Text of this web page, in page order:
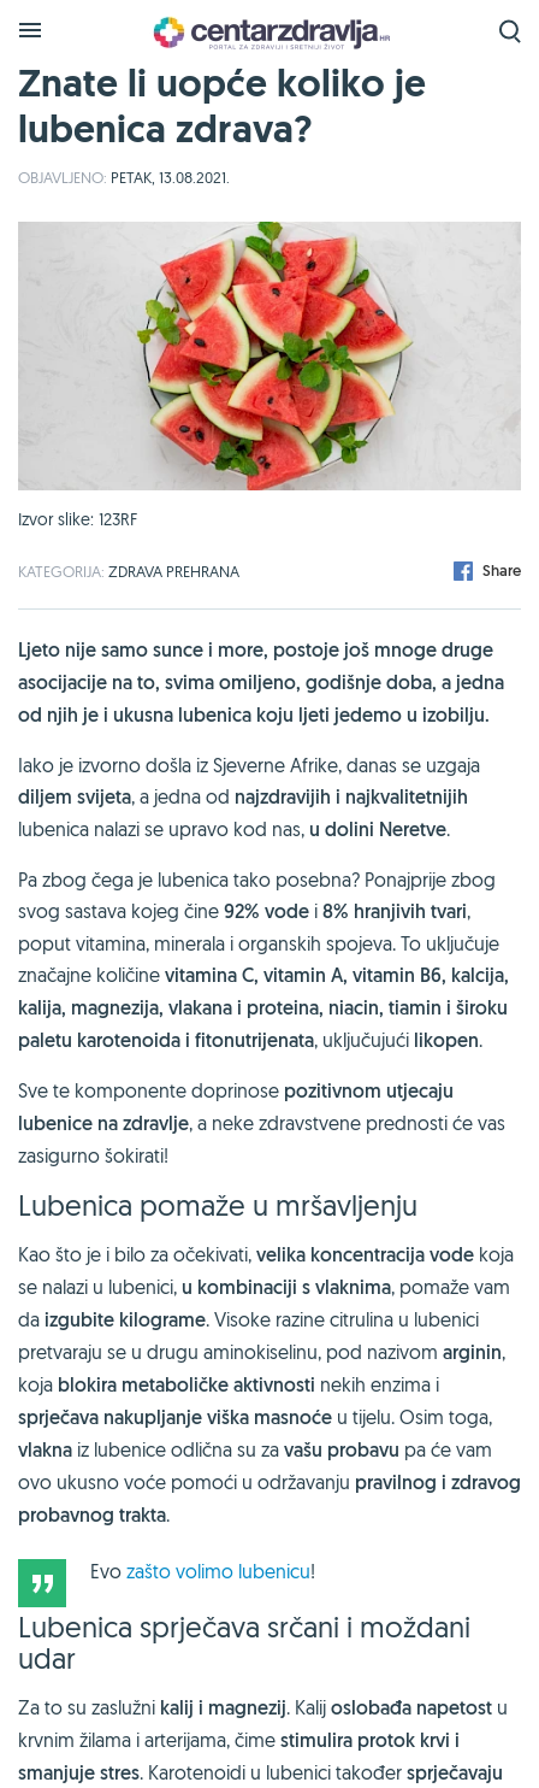
Znate li uopće koliko je
lubenica zdrava?
OBJAVLJENO: PETAK, 13.08.2021.
Izvor slike: 123RF
KATEGORIJA: ZDRAVA PREHRANA Share
Ljeto nije samo sunce i more, postoje još mnoge druge
asocijacije na to, svima omiljeno, godišnje doba, a jedna
od njih je i ukusna lubenica koju ljeti jedemo u izobilju.
Iako je izvorno došla iz Sjeverne Afrike, danas se uzgaja
diljem svijeta, a jedna od najzdravijih i najkvalitetnijih
lubenica nalazi se upravo kod nas, u dolini Neretve.
Pa zbog čega je lubenica tako posebna? Ponajprije zbog
svog sastava kojeg čine 92% vode i 8% hranjivih tvari,
poput vitamina, minerala i organskih spojeva. To uključuje
značajne količine vitamina C, vitamin A, vitamin B6, kalcija,
kalija, magnezija, vlakana i proteina, niacin, tiamin i široku
paletu karotenoida i fitonutrijenata, uključujući likopen.
Sve te komponente doprinose pozitivnom utjecaju
lubenice na zdravlje, a neke zdravstvene prednosti će vas
zasigurno šokirati!
Lubenica pomaže u mršavljenju
Kao što je i bilo za očekivati, velika koncentracija vode koja
se nalazi u lubenici, u kombinaciji s vlaknima, pomaže vam
da izgubite kilograme. Visoke razine citrulina u lubenici
pretvaraju se u drugu aminokiselinu, pod nazivom arginin,
koja blokira metaboličke aktivnosti nekih enzima i
sprječava nakupljanje viška masnoće u tijelu. Osim toga,
vlakna iz lubenice odlična su za vašu probavu pa će vam
ovo ukusno voće pomoći u održavanju pravilnog i zdravog
probavnog trakta.
Evo zašto volimo lubenicu!
Lubenica sprječava srčani i moždani
udar
Za to su zaslužni kalij i magnezij. Kalij oslobađa napetost u
krvnim žilama i arterijama, čime stimulira protok krvi i
smanjuje stres. Karotenoidi u lubenici također sprječavaju